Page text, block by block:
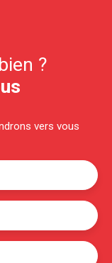
?
vers vous